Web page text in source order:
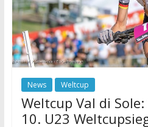
News Weltcup
Weltcup Val di
10. U23